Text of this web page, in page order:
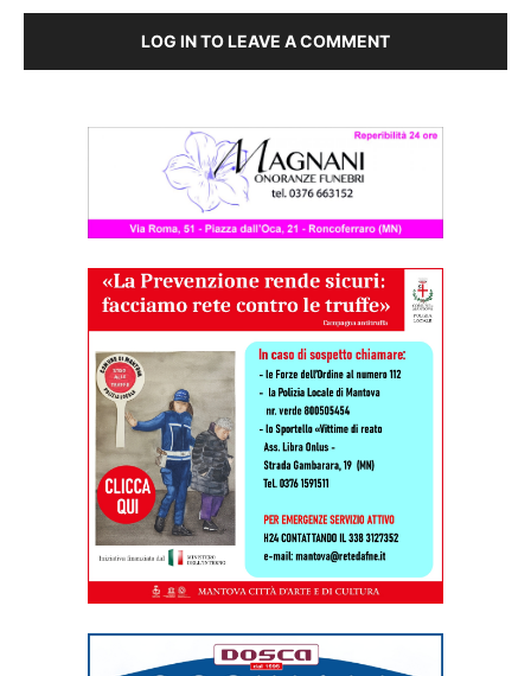
LOG IN TO LEAVE A COMMENT